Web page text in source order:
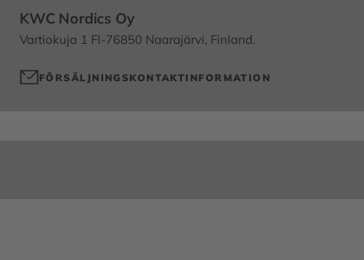
KWC Nordics Oy
Vartiokuja 1 FI-76850 Naarajärvi, Finland.
FÖRSÄLJNINGSKONTAKTINFORMATION